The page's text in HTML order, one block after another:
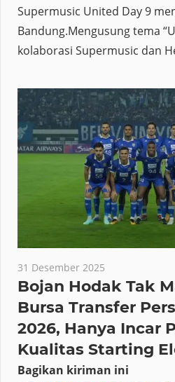
Supermusic United Day 9
Bandung.Mengusung tema
kolaborasi Supermusic dan
31 Desember 2025
Bojan Hodak Tak
Bursa Transfer
2026, Hanya Incar
Kualitas Starting
Bagikan kiriman ini